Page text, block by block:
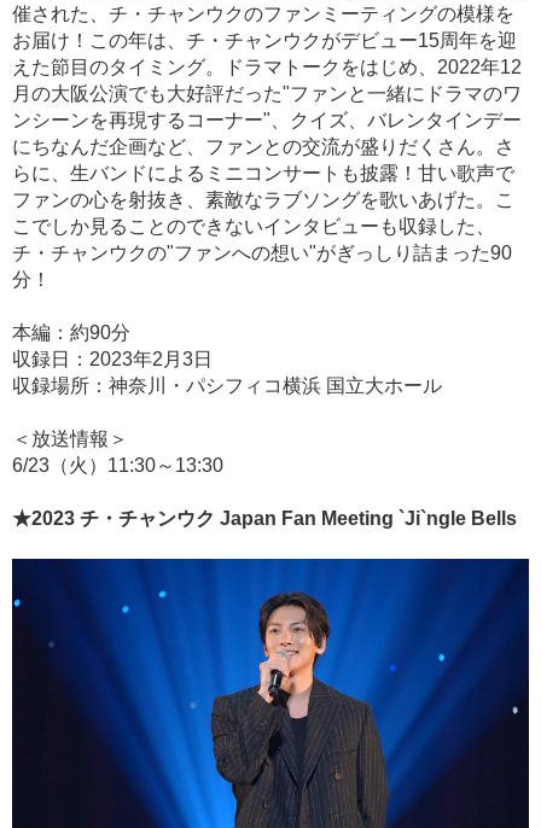
催された、チ・チャンウクのファンミーティングの模様を
お届け！この年は、チ・チャンウクがデビュー15周年を迎
えた節目のタイミング。ドラマトークをはじめ、2022年12
月の大阪公演でも大好評だった"ファンと一緒にドラマのワ
ンシーンを再現するコーナー"、クイズ、バレンタインデー
にちなんだ企画など、ファンとの交流が盛りだくさん。さ
らに、生バンドによるミニコンサートも披露！甘い歌声で
ファンの心を射抜き、素敵なラブソングを歌いあげた。こ
こでしか見ることのできないインタビューも収録した、
チ・チャンウクの"ファンへの想い"がぎっしり詰まった90
分！
本編：約90分
収録日：2023年2月3日
収録場所：神奈川・パシフィコ横浜 国立大ホール
＜放送情報＞
6/23（火）11:30～13:30
★2023 チ・チャンウク Japan Fan Meeting `Ji`ngle Bells